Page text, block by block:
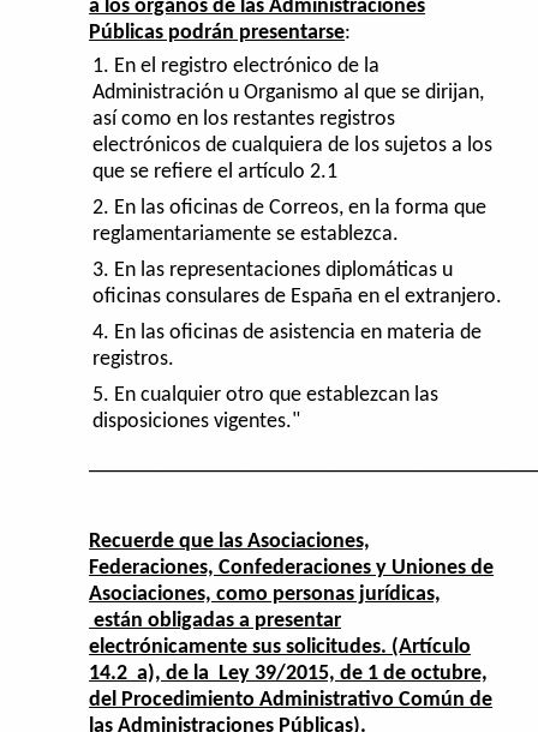
a los órganos de las Administraciones
Públicas podrán presentarse:
En el registro electrónico de la
Administración u Organismo al que se dirijan,
así como en los restantes registros
electrónicos de cualquiera de los sujetos a los
que se refiere el artículo 2.1
En las oficinas de Correos, en la forma que
reglamentariamente se establezca.
En las representaciones diplomáticas u
oficinas consulares de España en el extranjero.
En las oficinas de asistencia en materia de
registros.
En cualquier otro que establezcan las
disposiciones vigentes."
Recuerde que las Asociaciones,
Federaciones, Confederaciones y Uniones de
Asociaciones, como personas jurídicas,
están obligadas a presentar
electrónicamente sus solicitudes. (Artículo
14.2 a), de la Ley 39/2015, de 1 de octubre,
del Procedimiento Administrativo Común de
las Administraciones Públicas).